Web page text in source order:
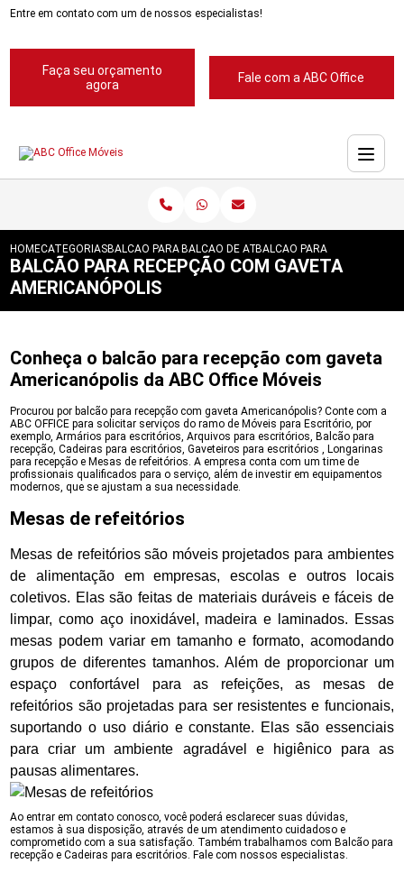
Entre em contato com um de nossos especialistas!
Faça seu orçamento
agora
Fale com a ABC Office
HOMECATEGORIASBALCAO PARA RECEPCAOBALCAO DE ATENDIMENTO PARA
BALCAO PARA RECEPCAO
BALCÃO PARA RECEPÇÃO COM GAVETA
AMERICANÓPOLIS
Conheça o balcão para recepção com gaveta
Americanópolis da ABC Office Móveis
Procurou por balcão para recepção com gaveta Americanópolis? Conte com a
ABC OFFICE para solicitar serviços do ramo de Móveis para Escritório, por
exemplo, Armários para escritórios, Arquivos para escritórios, Balcão para
recepção, Cadeiras para escritórios, Gaveteiros para escritórios , Longarinas
para recepção e Mesas de refeitórios. A empresa conta com um time de
profissionais qualificados para o serviço, além de investir em equipamentos
modernos, que se ajustam a sua necessidade.
Mesas de refeitórios
Mesas de refeitórios são móveis projetados para ambientes
de alimentação em empresas, escolas e outros locais
coletivos. Elas são feitas de materiais duráveis e fáceis de
limpar, como aço inoxidável, madeira e laminados. Essas
mesas podem variar em tamanho e formato, acomodando
grupos de diferentes tamanhos. Além de proporcionar um
espaço confortável para as refeições, as mesas de
refeitórios são projetadas para ser resistentes e funcionais,
suportando o uso diário e constante. Elas são essenciais
para criar um ambiente agradável e higiênico para as
pausas alimentares.
Ao entrar em contato conosco, você poderá esclarecer suas dúvidas,
estamos à sua disposição, através de um atendimento cuidadoso e
comprometido com a sua satisfação. Também trabalhamos com Balcão para
recepção e Cadeiras para escritórios. Fale com nossos especialistas.